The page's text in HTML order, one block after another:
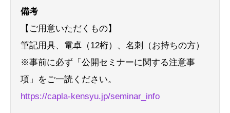
備考
【ご用意いただくもの】
筆記用具、電卓（12桁）、名刺（お持ちの方）
※事前に必ず「公開セミナーに関する注意事
項」をご一読ください。
https://capla-kensyu.jp/seminar_info